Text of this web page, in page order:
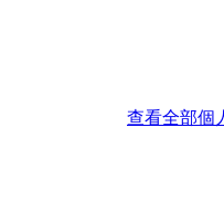
查看全部個